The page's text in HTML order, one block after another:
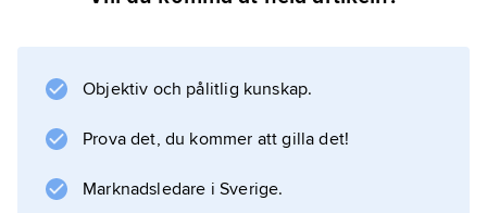
numera ett mångsidigare näringsliv med en
känd för sin glasindustri och tillverkning av
husgeråd.
Objektiv och pålitlig kunskap.
Prova det, du kommer att gilla det!
Marknadsledare i Sverige.